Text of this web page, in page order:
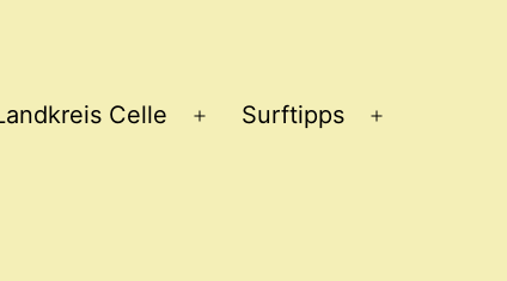
Celle
Menü
Surftipps